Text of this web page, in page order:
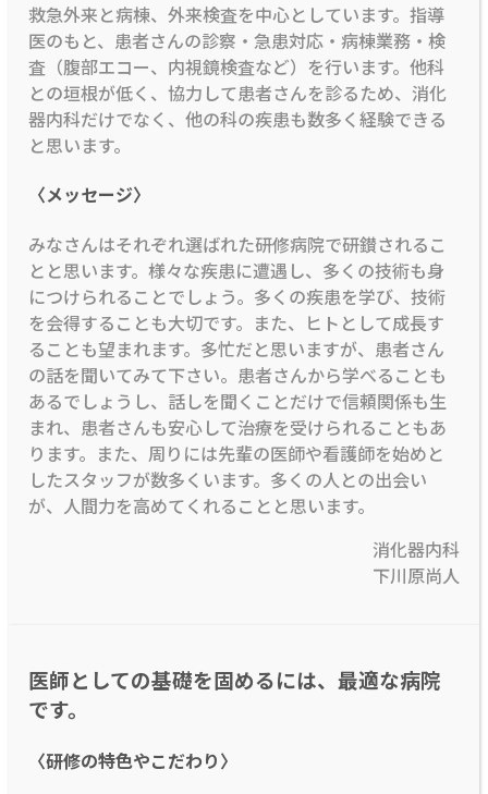
救急外来と病棟、外来検査を中心としています。指導
医のもと、患者さんの診察・急患対応・病棟業務・検
査（腹部エコー、内視鏡検査など）を行います。他科
との垣根が低く、協力して患者さんを診るため、消化
器内科だけでなく、他の科の疾患も数多く経験できる
と思います。
〈メッセージ〉
みなさんはそれぞれ選ばれた研修病院で研鑚されるこ
とと思います。様々な疾患に遭遇し、多くの技術も身
につけられることでしょう。多くの疾患を学び、技術
を会得することも大切です。また、ヒトとして成長す
ることも望まれます。多忙だと思いますが、患者さん
の話を聞いてみて下さい。患者さんから学べることも
あるでしょうし、話しを聞くことだけで信頼関係も生
まれ、患者さんも安心して治療を受けられることもあ
ります。また、周りには先輩の医師や看護師を始めと
したスタッフが数多くいます。多くの人との出会い
が、人間力を高めてくれることと思います。
消化器内科
下川原尚人
医師としての基礎を固めるには、最適な病院
です。
〈研修の特色やこだわり〉